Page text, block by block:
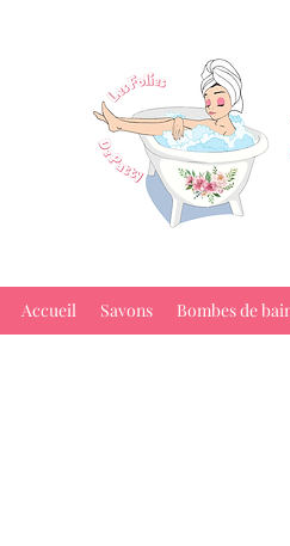
Accueil Savons Bombes de